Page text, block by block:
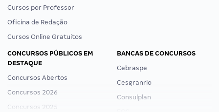
Cursos por Professor
Oficina de Redação
Cursos Online Gratuitos
CONCURSOS PÚBLICOS EM
DESTAQUE
Concursos Abertos
Concursos 2026
Concursos 2025
BANCAS DE CONCURSOS
Cebraspe
Cesgranrio
Consulplan